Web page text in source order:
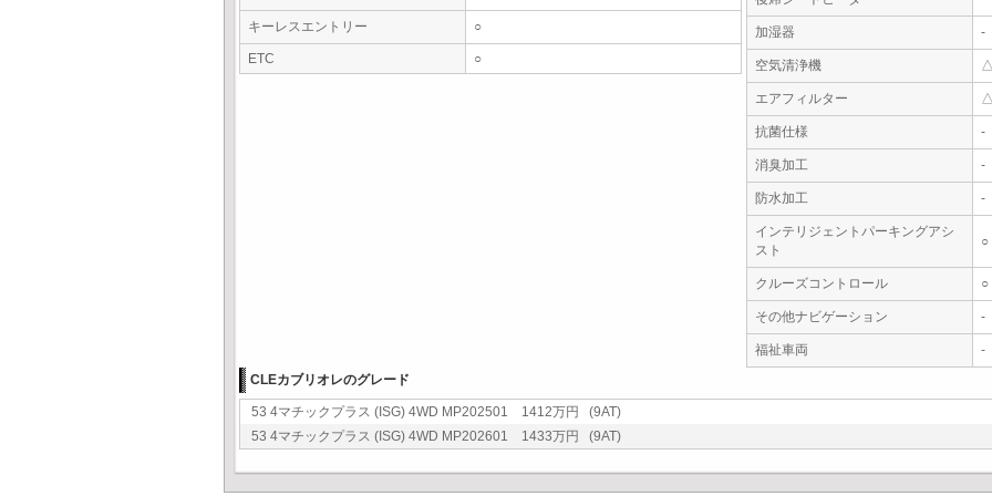
キーレスエントリー ○
ETC ○
加湿器 -
空気清浄機
エアフィルター
抗菌仕様 -
消臭加工 -
防水加工 -
インテリジェントパーキングアシ
スト
○
クルーズコントロール ○
その他ナビゲーション -
福祉車両
-
CLEカブリオレのグレード
53 4マチックプラス (ISG) 4WD MP202501 1412万円 (9AT)
53 4マチックプラス (ISG) 4WD MP202601 1433万円 (9AT)